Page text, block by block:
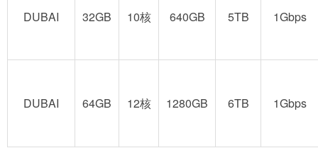
DUBAI 32GB 10核 640GB 5TB 1Gbps
DUBAI 64GB 12核 1280GB 6TB 1Gbps